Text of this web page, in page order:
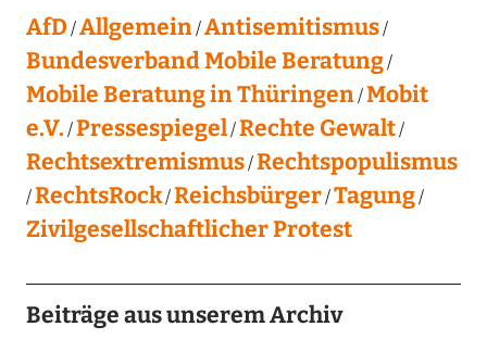
AfD Allgemein Antisemitismus
Bundesverband Mobile Beratung
Mobile Beratung in Thüringen Mobit
e.V. Pressespiegel Rechte Gewalt
Rechtsextremismus Rechtspopulismus
RechtsRock Reichsbürger Tagung
Zivilgesellschaftlicher Protest
Beiträge aus unserem Archiv